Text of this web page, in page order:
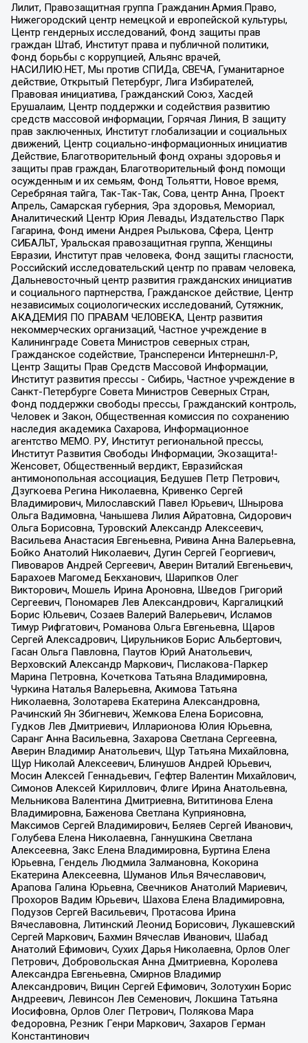
Лилит, Правозащитная группа Гражданин.Армия.Право,
Нижегородский центр немецкой и европейской культуры,
Центр гендерных исследований, Фонд защиты прав
граждан Штаб, Институт права и публичной политики,
Фонд борьбы с коррупцией, Альянс врачей,
НАСИЛИЮ.НЕТ, Мы против СПИДа, СВЕЧА, Гуманитарное
действие, Открытый Петербург, Лига Избирателей,
Правовая инициатива, Гражданский Союз, Хасдей
Ерушалаим, Центр поддержки и содействия развитию
средств массовой информации, Горячая Линия, В защиту
прав заключенных, Институт глобализации и социальных
движений, Центр социально-информационных инициатив
Действие, Благотворительный фонд охраны здоровья и
защиты прав граждан, Благотворительный фонд помощи
осужденным и их семьям, Фонд Тольятти, Новое время,
Серебряная тайга, Так-Так-Так, Сова, центр Анна, Проект
Апрель, Самарская губерния, Эра здоровья, Мемориал,
Аналитический Центр Юрия Левады, Издательство Парк
Гагарина, Фонд имени Андрея Рылькова, Сфера, Центр
СИБАЛЬТ, Уральская правозащитная группа, Женщины
Евразии, Институт прав человека, Фонд защиты гласности,
Российский исследовательский центр по правам человека,
Дальневосточный центр развития гражданских инициатив
и социального партнерства, Гражданское действие, Центр
независимых социологических исследований, Сутяжник,
АКАДЕМИЯ ПО ПРАВАМ ЧЕЛОВЕКА, Центр развития
некоммерческих организаций, Частное учреждение в
Калининграде Совета Министров северных стран,
Гражданское содействие, Трансперенси Интернешнл-Р,
Центр Защиты Прав Средств Массовой Информации,
Институт развития прессы - Сибирь, Частное учреждение в
Санкт-Петербурге Совета Министров Северных Стран,
Фонд поддержки свободы прессы, Гражданский контроль,
Человек и Закон, Общественная комиссия по сохранению
наследия академика Сахарова, Информационное
агентство МЕМО. РУ, Институт региональной прессы,
Институт Развития Свободы Информации, Экозащита!-
Женсовет, Общественный вердикт, Евразийская
антимонопольная ассоциация, Бедушев Петр Петрович,
Дзугкоева Регина Николаевна, Кривенко Сергей
Владимирович, Милославский Павел Юрьевич, Шнырова
Ольга Вадимовна, Чанышева Лилия Айратовна, Сидорович
Ольга Борисовна, Туровский Александр Алексеевич,
Васильева Анастасия Евгеньевна, Ривина Анна Валерьевна,
Бойко Анатолий Николаевич, Дугин Сергей Георгиевич,
Пивоваров Андрей Сергеевич, Аверин Виталий Евгеньевич,
Барахоев Магомед Бекханович, Шарипков Олег
Викторович, Мошель Ирина Ароновна, Шведов Григорий
Сергеевич, Пономарев Лев Александрович, Каргалицкий
Борис Юльевич, Созаев Валерий Валерьевич, Исламов
Тимур Рифгатович, Романова Ольга Евгеньевна, Щаров
Сергей Алексадрович, Цирульников Борис Альбертович,
Гасан Ольга Павловна, Паутов Юрий Анатольевич,
Верховский Александр Маркович, Пислакова-Паркер
Марина Петровна, Кочеткова Татьяна Владимировна,
Чуркина Наталья Валерьевна, Акимова Татьяна
Николаевна, Золотарева Екатерина Александровна,
Рачинский Ян Збигневич, Жемкова Елена Борисовна,
Гудков Лев Дмитриевич, Илларионова Юлия Юрьевна,
Саранг Анна Васильевна, Захарова Светлана Сергеевна,
Аверин Владимир Анатольевич, Щур Татьяна Михайловна,
Щур Николай Алексеевич, Блинушов Андрей Юрьевич,
Мосин Алексей Геннадьевич, Гефтер Валентин Михайлович,
Симонов Алексей Кириллович, Флиге Ирина Анатольевна,
Мельникова Валентина Дмитриевна, Вититинова Елена
Владимировна, Баженова Светлана Куприяновна,
Максимов Сергей Владимирович, Беляев Сергей Иванович,
Голубева Елена Николаевна, Ганнушкина Светлана
Алексеевна, Закс Елена Владимировна, Буртина Елена
Юрьевна, Гендель Людмила Залмановна, Кокорина
Екатерина Алексеевна, Шуманов Илья Вячеславович,
Арапова Галина Юрьевна, Свечников Анатолий Мариевич,
Прохоров Вадим Юрьевич, Шахова Елена Владимировна,
Подузов Сергей Васильевич, Протасова Ирина
Вячеславовна, Литинский Леонид Борисович, Лукашевский
Сергей Маркович, Бахмин Вячеслав Иванович, Шабад
Анатолий Ефимович, Сухих Дарья Николаевна, Орлов Олег
Петрович, Добровольская Анна Дмитриевна, Королева
Александра Евгеньевна, Смирнов Владимир
Александрович, Вицин Сергей Ефимович, Золотухин Борис
Андреевич, Левинсон Лев Семенович, Локшина Татьяна
Иосифовна, Орлов Олег Петрович, Полякова Мара
Федоровна, Резник Генри Маркович, Захаров Герман
Константинович